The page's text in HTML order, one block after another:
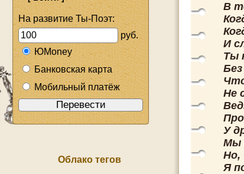
На развитие Ты-Поэт:
руб.
ЮMoney
Банковская карта
Мобильный платёж
Облако тегов
В
И
Ты
Не
У
Мы
Но,
Я